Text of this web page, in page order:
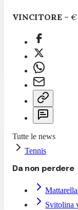
VINCITORE – €
Tutte le news
Tennis
Da non perdere
Svitolina